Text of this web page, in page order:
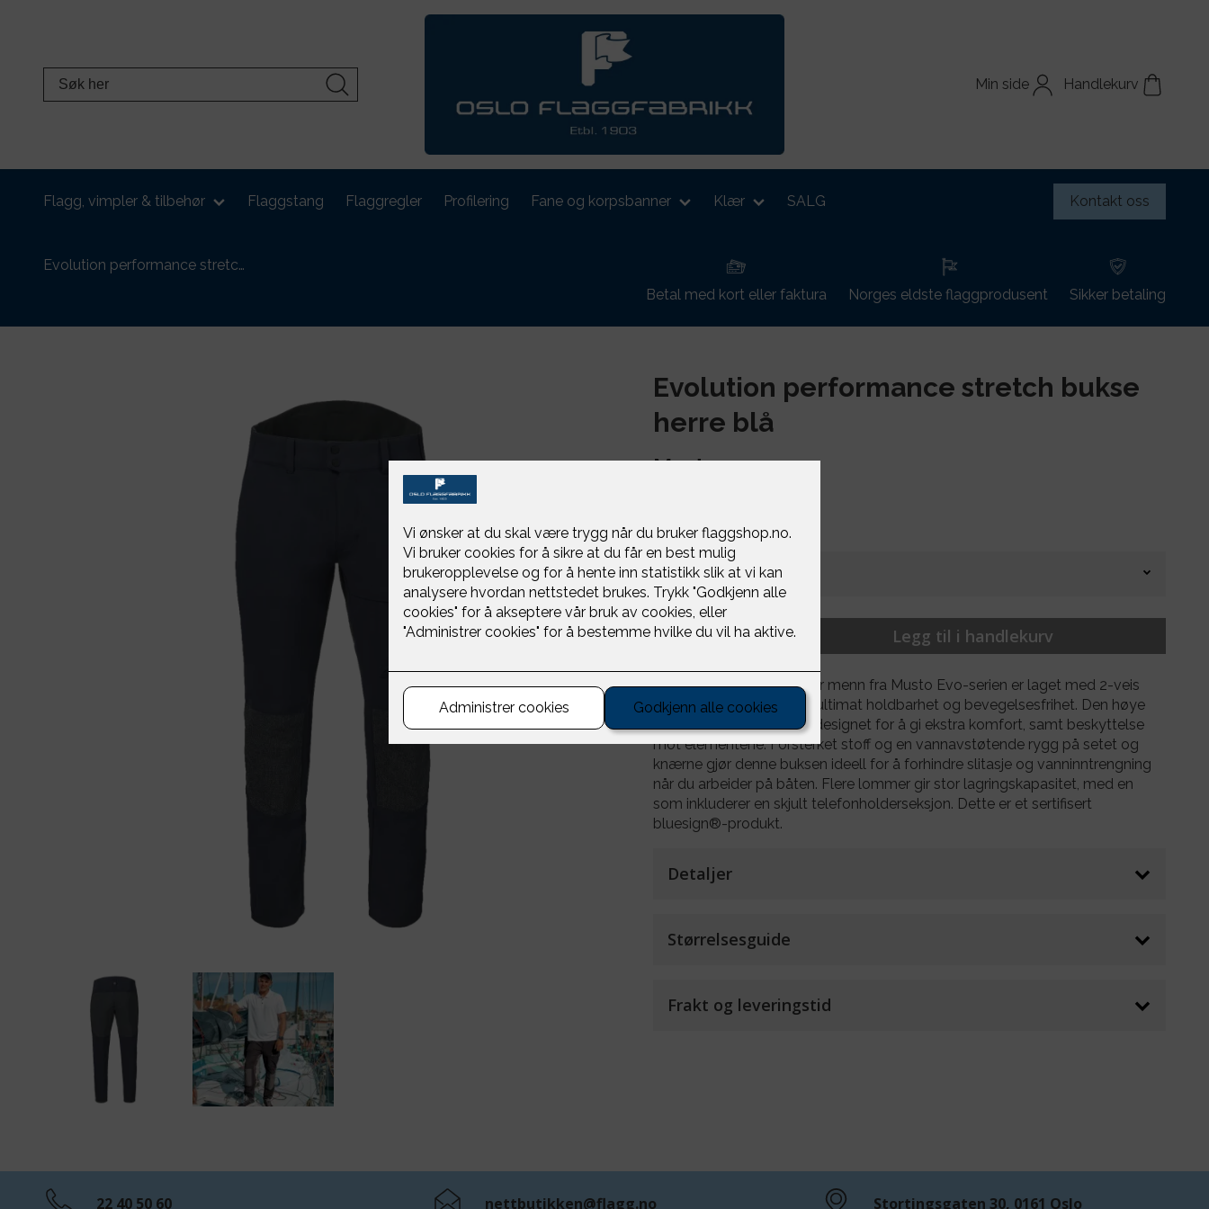
Min side Handlekurv
Flagg, vimpler & tilbehør Flaggstang Flaggregler Profilering Fane og korpsbanner Klær SALG Kontakt oss
Evolution performance stretc…
Betal med kort eller faktura
Norges eldste flaggprodusent Sikker betaling
Evolution performance stretch bukse
herre blå
Musto
Størrelse
- + Legg til i handlekurv
Performance-buksene for menn fra Musto Evo-serien er laget med 2-veis
Stretch CORDURA® for ultimat holdbarhet og bevegelsesfrihet. Den høye
baksiden av linningen er designet for å gi ekstra komfort, samt beskyttelse
mot elementene. Forsterket stoff og en vannavstøtende rygg på setet og
knærne gjør denne buksen ideell for å forhindre slitasje og vanninntrengning
når du arbeider på båten. Flere lommer gir stor lagringskapasitet, med en
som inkluderer en skjult telefonholderseksjon. Dette er et sertifisert
bluesign®-produkt.
Detaljer
Størrelsesguide
Frakt og leveringstid
22 40 50 60 nettbutikken@flagg.no Stortingsgaten 30, 0161 Oslo